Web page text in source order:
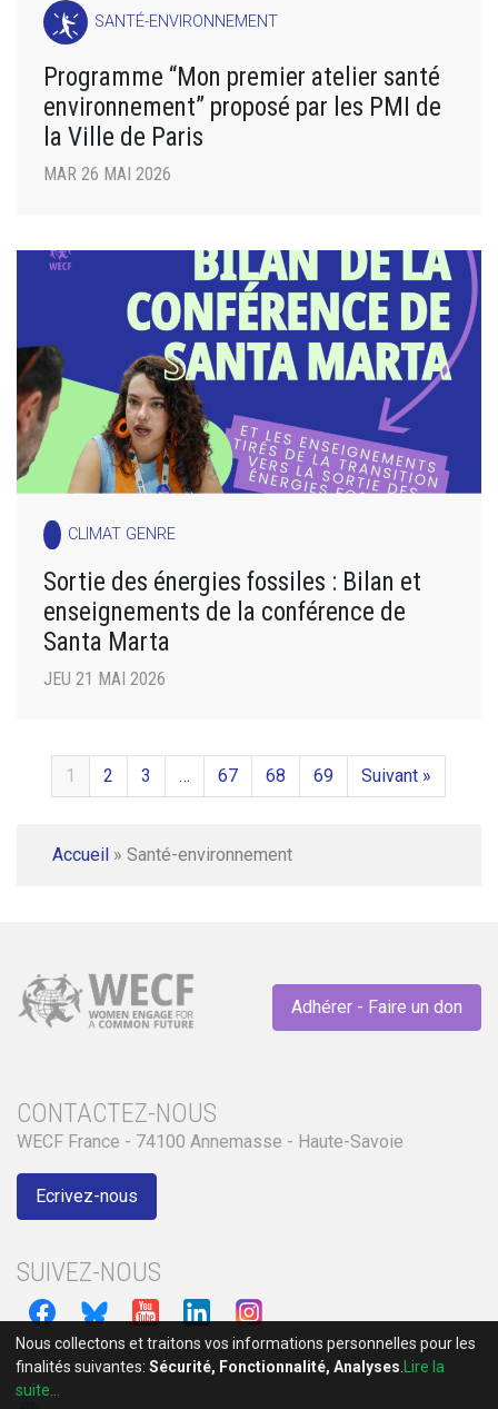
SANTÉ-ENVIRONNEMENT
Programme “Mon premier atelier santé
environnement” proposé par les PMI de
la Ville de Paris
MAR 26 MAI 2026
CLIMAT GENRE
Sortie des énergies fossiles : Bilan et
enseignements de la conférence de
Santa Marta
JEU 21 MAI 2026
1 2 3 … 67 68 69 Suivant »
Accueil » Santé-environnement
Adhérer - Faire un don
CONTACTEZ-NOUS
WECF France - 74100 Annemasse - Haute-Savoie
Ecrivez-nous
SUIVEZ-NOUS
Nous collectons et traitons vos informations personnelles pour les
finalités suivantes: Sécurité, Fonctionnalité, Analyses
Lire la
suite...